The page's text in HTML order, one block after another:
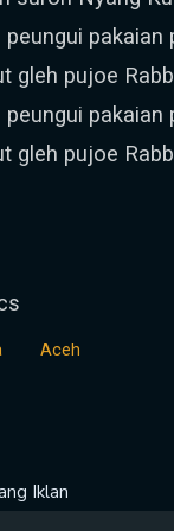
pakaian
gleh pujoe
pakaian
gleh pujoe
Aceh
Iklan